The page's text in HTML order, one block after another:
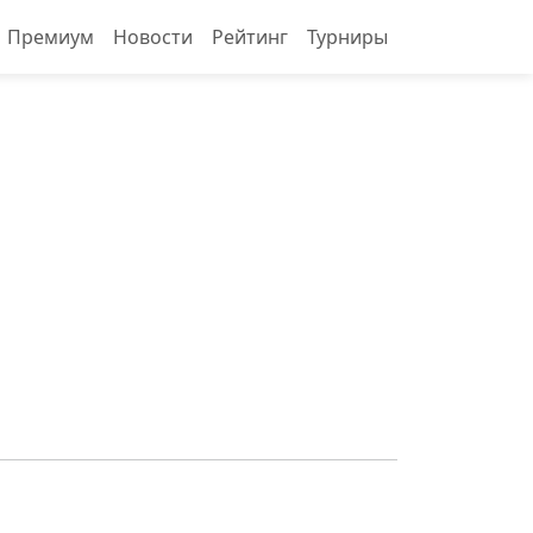
Премиум Новости Рейтинг Турниры